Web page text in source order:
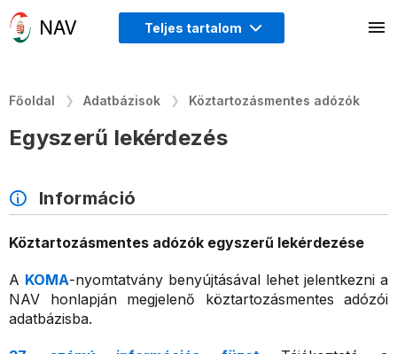
Teljes tartalom
Főoldal Adatbázisok Köztartozásmentes adózók
Egyszerű lekérdezés
Információ
Köztartozásmentes adózók egyszerű lekérdezése
A KOMA-nyomtatvány benyújtásával lehet jelentkezni a
NAV honlapján megjelenő köztartozásmentes adózói
adatbázisba.